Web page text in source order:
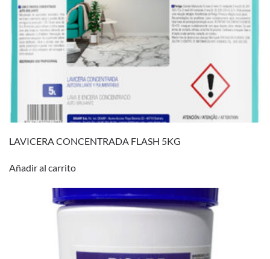
LAVICERA CONCENTRADA FLASH 5KG
Añadir al carrito